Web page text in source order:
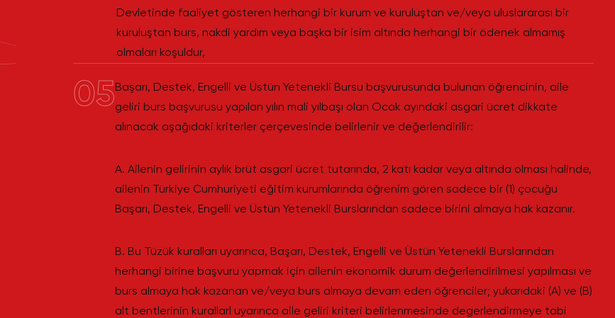
Devletinde faaliyet gösteren herhangi bir kurum ve kuruluştan ve/veya uluslararası bir
kuruluştan burs, nakdi yardım veya başka bir isim altında herhangi bir ödenek almamış
olmaları koşuldur,
05Başarı, Destek, Engelli ve Üstün Yetenekli Bursu başvurusunda bulunan öğrencinin, aile
geliri burs başvurusu yapılan yılın mali yılbaşı olan Ocak ayındaki asgari ücret dikkate
alınacak aşağıdaki kriterler çerçevesinde belirlenir ve değerlendirilir:
A. Ailenin gelirinin aylık brüt asgari ücret tutarında, 2 katı kadar veya altında olması halinde,
ailenin Türkiye Cumhuriyeti eğitim kurumlarında öğrenim gören sadece bir (1) çocuğu
Başarı, Destek, Engelli ve Üstün Yetenekli Burslarından sadece birini almaya hak kazanır.
B. Bu Tüzük kuralları uyarınca, Başarı, Destek, Engelli ve Üstün Yetenekli Burslarından
herhangi birine başvuru yapmak için ailenin ekonomik durum değerlendirilmesi yapılması ve
burs almaya hak kazanan ve/veya burs almaya devam eden öğrenciler; yukarıdaki (A) ve (B)
alt bentlerinin kurallarl uyarınca aile geliri kriteri belirlenmesinde degerlendirmeye tabi